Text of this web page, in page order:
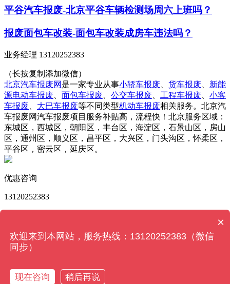
平谷汽车报废-北京平谷车辆检测场周六上班吗？
报废面包车改装-面包车改装成房车违法吗？
业务经理 13120252383
（长按复制添加微信）
北京汽车报废网 是一家专业从事小轿车报废 货车报废
新能
源电动车报废
面包车报废 公交车报废 工程车报废
小客
车报废
大巴车报废等不同类型机动车报废相关服务。北京汽
车报废网汽车报废项目服务补贴高，流程快！北京服务区域：
东城区，西城区，朝阳区，丰台区，海淀区，石景山区，房山
区，通州区，顺义区，昌平区，大兴区，门头沟区，怀柔区，
平谷区，密云区，延庆区。
优惠咨询
13120252383
关闭
×
欢迎来到本网站，服务热线：13120252383（微信
同步）
现在咨询 稍后再说